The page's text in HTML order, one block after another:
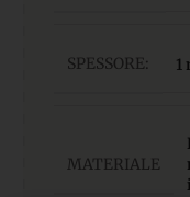
SPESSORE: 1
MATERIALE